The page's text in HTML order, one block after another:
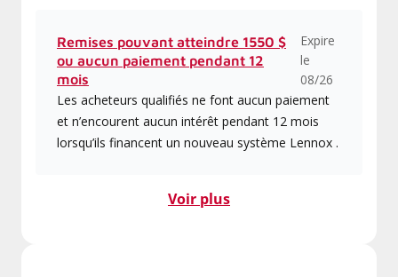
Remises pouvant atteindre 1550 $
ou aucun paiement pendant 12
mois
Expire
le
08/26
Les acheteurs qualifiés ne font aucun paiement
et n’encourent aucun intérêt pendant 12 mois
lorsqu’ils financent un nouveau système Lennox .
Voir plus